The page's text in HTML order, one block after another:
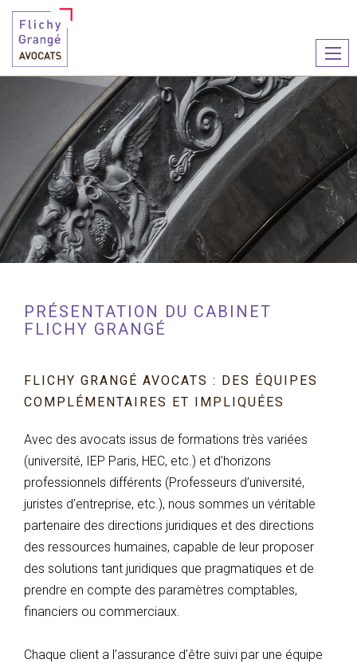
le
PRÉSENTATION DU CABINET
FLICHY GRANGÉ
​FLICHY GRANGÉ AVOCATS : DES ÉQUIPES
COMPLÉMENTAIRES ET IMPLIQUÉES
Avec des avocats issus de formations très variées
(université, IEP Paris, HEC, etc.) et d’horizons
professionnels différents (Professeurs d’université,
juristes d’entreprise, etc.), nous sommes un véritable
partenaire des directions juridiques et des directions
des ressources humaines, capable de leur proposer
des solutions tant juridiques que pragmatiques et de
prendre en compte des paramètres comptables,
financiers ou commerciaux.
Chaque client a l’assurance d’être suivi par une équipe